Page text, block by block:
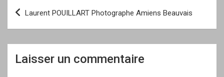
Navigation
Laurent POUILLART Photographe Amiens Beauvais
Laisser un commentaire